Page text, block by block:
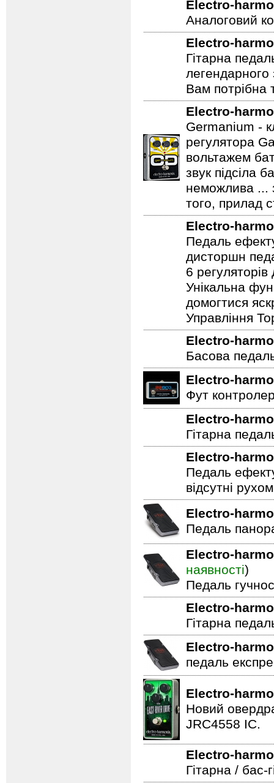
Electro-
Аналоговий
Electro-
Гітарна
Вам потрібна
Electro-
Germanium -
регулятора
вольтажем
звук підсіла
неможлива ...
того, прилад
Electro-
Педаль
дисторшн
6
Унікальна
домогтися
Управління
Electro-
Басова
Electro-
Фут
Electro-
Гітарна
Electro-
Педаль
відсутні
Electro-
Педаль
Electro-
наявності)
Педаль
Electro-
Гітарна
Electro-
педаль
Electro-
Новий
JRC4558 IC.
Electro-
Гітарна /